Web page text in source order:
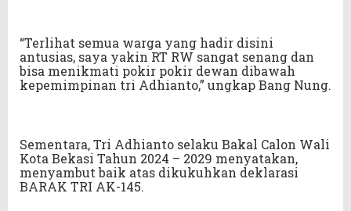
“Terlihat semua warga yang hadir disini
antusias, saya yakin RT RW sangat senang dan
bisa menikmati pokir pokir dewan dibawah
kepemimpinan tri Adhianto,” ungkap Bang Nung.
Sementara, Tri Adhianto selaku Bakal Calon Wali
Kota Bekasi Tahun 2024 – 2029 menyatakan,
menyambut baik atas dikukuhkan deklarasi
BARAK TRI AK-145.